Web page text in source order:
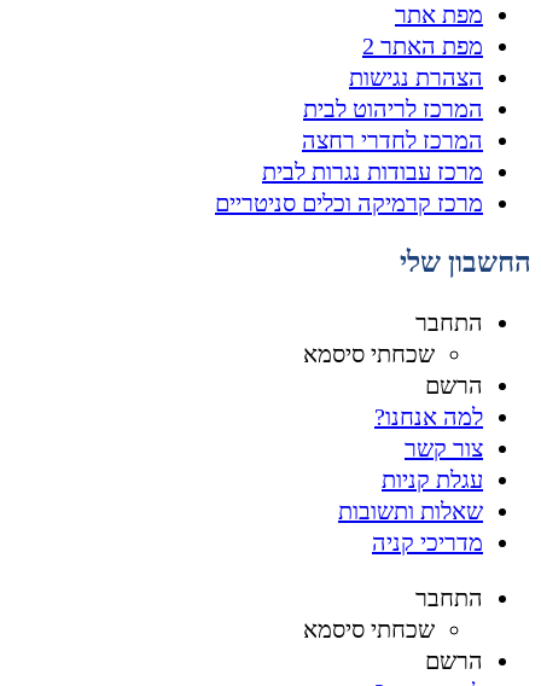
מפת אתר
מפת האתר 2
הצהרת נגישות
המרכז לריהוט לבית
המרכז לחדרי רחצה
מרכז עבודות נגרות לבית
מרכז קרמיקה וכלים סניטריים
החשבון שלי
התחבר
שכחתי סיסמא
הרשם
למה אנחנו?
צור קשר
עגלת קניות
שאלות ותשובות
מדריכי קניה
התחבר
שכחתי סיסמא
הרשם